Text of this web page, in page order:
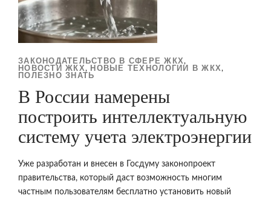
ЗАКОНОДАТЕЛЬСТВО В СФЕРЕ ЖКХ,
НОВОСТИ ЖКХ, НОВЫЕ ТЕХНОЛОГИИ В ЖКХ,
ПОЛЕЗНО ЗНАТЬ
В России намерены
построить интеллектуальную
систему учета электроэнергии
Уже разработан и внесен в Госдуму законопроект
правительства, который даст возможность многим
частным пользователям бесплатно установить новый